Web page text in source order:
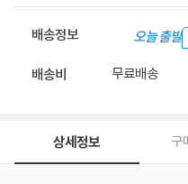
배송정보 오늘 출발
배송비 무료배송
상세정보 구